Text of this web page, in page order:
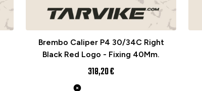
Brembo Caliper P4 30/34C Right
Black Red Logo - Fixing 40Mm.
318,20 €